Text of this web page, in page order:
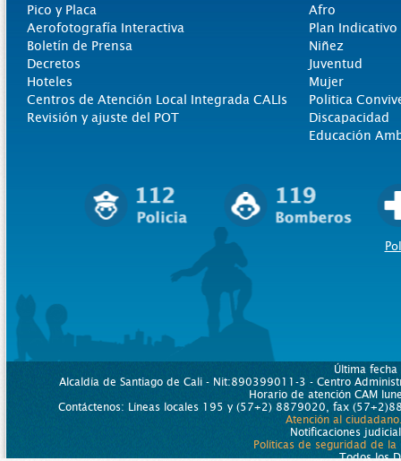
Pico y Placa
Aerofotografía Interactiva
Boletín de Prensa
Decretos
Hoteles
Centros de Atención Local Integrada CALIs
Revisión y ajuste del POT
Afro
Plan
Niñez
Juventud
Mujer
Politica
Discapacidad
Educación
Última
Alcaldía de Santiago de Cali - Nit:890399011-3 - Centro
Horario de atención CAM
Contáctenos: Líneas locales 195 y (57+2) 8879020, fax
Atención al
Notificaciones
Políticas de seguridad de
Todos los